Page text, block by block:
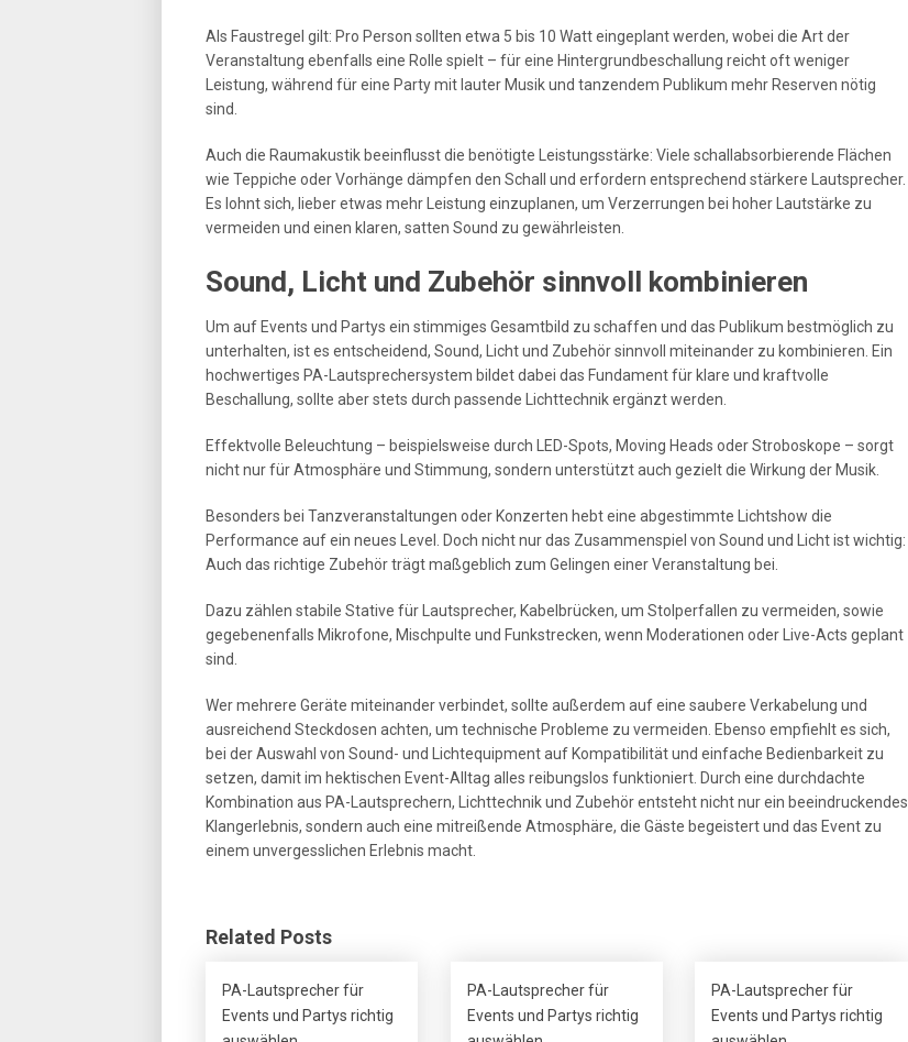
Als Faustregel gilt: Pro Person sollten etwa 5 bis 10 Watt eingeplant werden, wobei die Art der
Veranstaltung ebenfalls eine Rolle spielt – für eine Hintergrundbeschallung reicht oft weniger
Leistung, während für eine Party mit lauter Musik und tanzendem Publikum mehr Reserven nötig
sind.
Auch die Raumakustik beeinflusst die benötigte Leistungsstärke: Viele schallabsorbierende Flächen
wie Teppiche oder Vorhänge dämpfen den Schall und erfordern entsprechend stärkere Lautsprecher.
Es lohnt sich, lieber etwas mehr Leistung einzuplanen, um Verzerrungen bei hoher Lautstärke zu
vermeiden und einen klaren, satten Sound zu gewährleisten.
Sound, Licht und Zubehör sinnvoll kombinieren
Um auf Events und Partys ein stimmiges Gesamtbild zu schaffen und das Publikum bestmöglich zu
unterhalten, ist es entscheidend, Sound, Licht und Zubehör sinnvoll miteinander zu kombinieren. Ein
hochwertiges PA-Lautsprechersystem bildet dabei das Fundament für klare und kraftvolle
Beschallung, sollte aber stets durch passende Lichttechnik ergänzt werden.
Effektvolle Beleuchtung – beispielsweise durch LED-Spots, Moving Heads oder Stroboskope – sorgt
nicht nur für Atmosphäre und Stimmung, sondern unterstützt auch gezielt die Wirkung der Musik.
Besonders bei Tanzveranstaltungen oder Konzerten hebt eine abgestimmte Lichtshow die
Performance auf ein neues Level. Doch nicht nur das Zusammenspiel von Sound und Licht ist wichtig:
Auch das richtige Zubehör trägt maßgeblich zum Gelingen einer Veranstaltung bei.
Dazu zählen stabile Stative für Lautsprecher, Kabelbrücken, um Stolperfallen zu vermeiden, sowie
gegebenenfalls Mikrofone, Mischpulte und Funkstrecken, wenn Moderationen oder Live-Acts geplant
sind.
Wer mehrere Geräte miteinander verbindet, sollte außerdem auf eine saubere Verkabelung und
ausreichend Steckdosen achten, um technische Probleme zu vermeiden. Ebenso empfiehlt es sich,
bei der Auswahl von Sound- und Lichtequipment auf Kompatibilität und einfache Bedienbarkeit zu
setzen, damit im hektischen Event-Alltag alles reibungslos funktioniert. Durch eine durchdachte
Kombination aus PA-Lautsprechern, Lichttechnik und Zubehör entsteht nicht nur ein beeindruckendes
Klangerlebnis, sondern auch eine mitreißende Atmosphäre, die Gäste begeistert und das Event zu
einem unvergesslichen Erlebnis macht.
Related Posts
PA-Lautsprecher für
Events und Partys richtig
PA-Lautsprecher für
Events und Partys richtig
PA-Lautsprecher für
Events und Partys richtig